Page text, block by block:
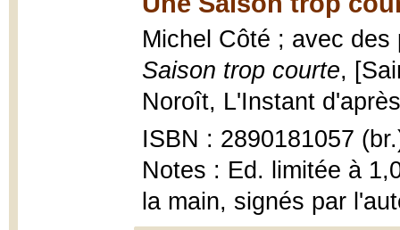
Michel Côté ; avec
Saison trop courte,
Noroît, L'Instant
ISBN : 2890181057
Notes : Ed. limitée à
la main, signés par